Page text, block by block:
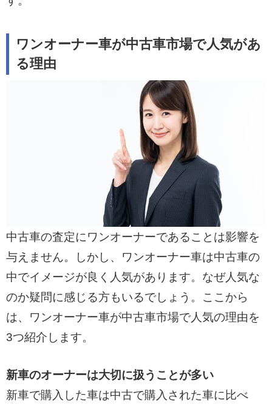
ワンオーナー車が中古車市場で人気があ
る理由
中古車の査定にワンオーナーであることは影響を
与えません。しかし、ワンオーナー車は中古車の
中でイメージが良く人気があります。なぜ人気な
のか疑問に感じる方もいるでしょう。ここから
は、ワンオーナー車が中古車市場で人気の理由を
3つ紹介します。
新車のオーナーは大切に扱うことが多い
新車で購入した車は中古で購入された車に比べ